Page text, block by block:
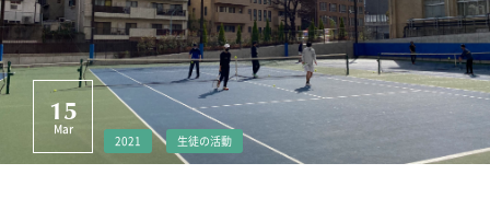
生徒数・教職員数
一貫校の流れ
卒業生インタビュー
校舎情報
メディアライブラリー
15
Mar
2021 生徒の活動